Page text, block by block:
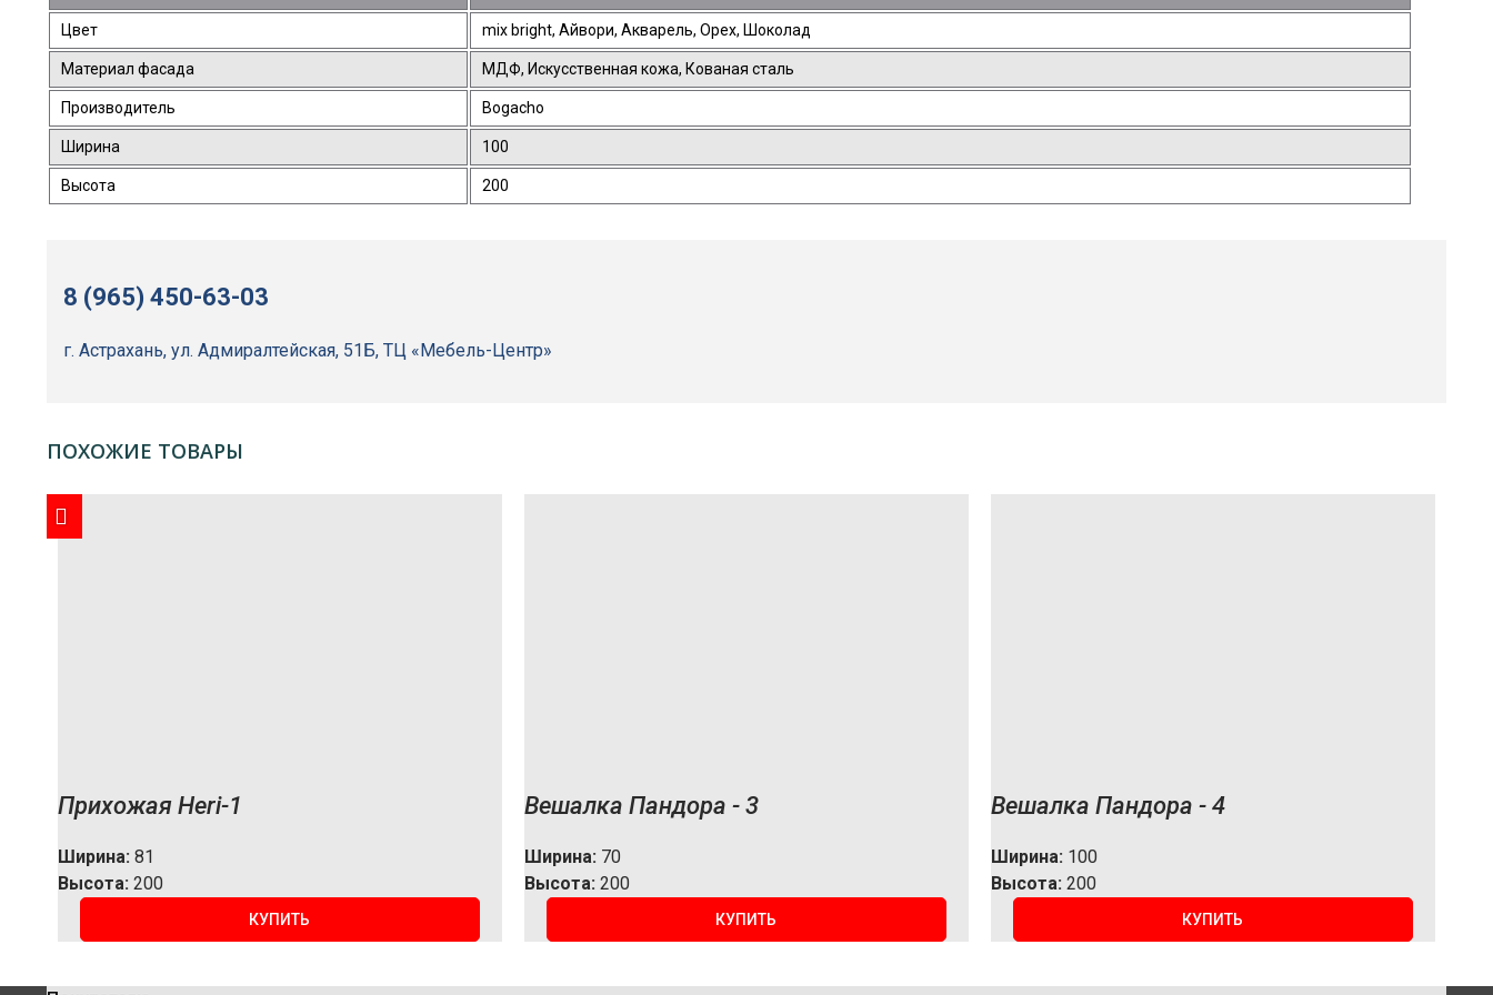
Цвет mix bright, Айвори, Акварель, Орех, Шоколад
Материал фасада МДФ, Искусственная кожа, Кованая сталь
Производитель Bogacho
Ширина 100
Высота 200
8 (965) 450-63-03
г. Астрахань, ул. Адмиралтейская, 51Б, ТЦ «Мебель-Центр»
ПОХОЖИЕ ТОВАРЫ
Прихожая Heri-1
Ширина: 81
Высота: 200
КУПИТЬ
Вешалка Пандора - 3
Ширина: 70
Высота: 200
КУПИТЬ
Вешалка Пандора - 4
Ширина: 100
Высота: 200
КУПИТЬ